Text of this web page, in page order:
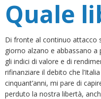
Quale
Di fronte al continuo attacco
giorno alzano e abbassano
gli indici di valore e di
rifinanziare il debito che
cinquant’anni, mi pare di
perduto la nostra libertà,